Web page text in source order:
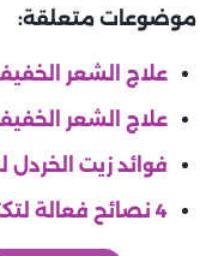
موضوعات متعلقة:
علاج الشعر
علاج الشعر
فوائد زيت
4 نصائح فعالة لتكثيف الشعر الخفيف وملء الفراغات